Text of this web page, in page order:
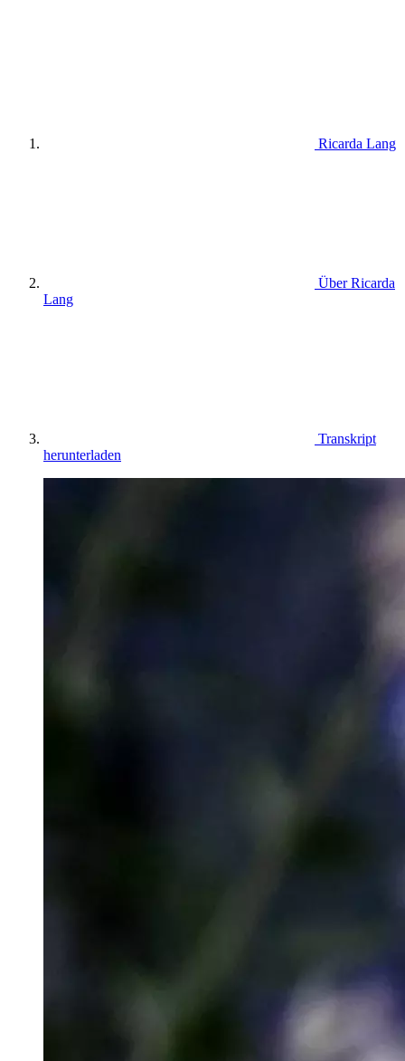
Ricarda Lang
Über Ricarda
Lang
Transkript
herunterladen